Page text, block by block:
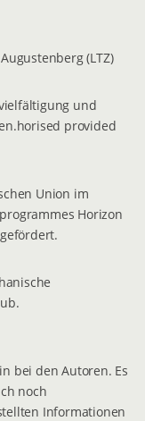
(LTZ)
und
provided
Union im
Horizon
bei den Autoren. Es
noch
Informationen